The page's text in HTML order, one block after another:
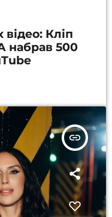
Кліп
набрав 500
insert_link